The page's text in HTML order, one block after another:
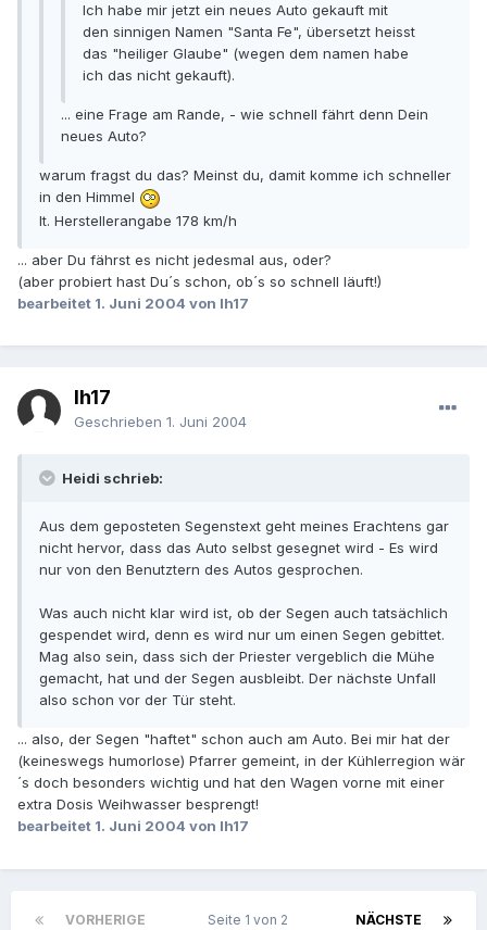
Ich habe mir jetzt ein neues Auto gekauft mit
den sinnigen Namen "Santa Fe", übersetzt heisst
das "heiliger Glaube" (wegen dem namen habe
ich das nicht gekauft).
... eine Frage am Rande, - wie schnell fährt denn Dein
neues Auto?
warum fragst du das? Meinst du, damit komme ich schneller
in den Himmel
lt. Herstellerangabe 178 km/h
... aber Du fährst es nicht jedesmal aus, oder?
(aber probiert hast Du´s schon, ob´s so schnell läuft!)
bearbeitet 1. Juni 2004 von lh17
lh17
Geschrieben 1. Juni 2004
Heidi schrieb:
Aus dem geposteten Segenstext geht meines Erachtens gar
nicht hervor, dass das Auto selbst gesegnet wird - Es wird
nur von den Benutztern des Autos gesprochen.
Was auch nicht klar wird ist, ob der Segen auch tatsächlich
gespendet wird, denn es wird nur um einen Segen gebittet.
Mag also sein, dass sich der Priester vergeblich die Mühe
gemacht, hat und der Segen ausbleibt. Der nächste Unfall
also schon vor der Tür steht.
... also, der Segen "haftet" schon auch am Auto. Bei mir hat der
(keineswegs humorlose) Pfarrer gemeint, in der Kühlerregion wär
´s doch besonders wichtig und hat den Wagen vorne mit einer
extra Dosis Weihwasser besprengt!
bearbeitet 1. Juni 2004 von lh17
VORHERIGE NÄCHSTE
Seite 1 von 2